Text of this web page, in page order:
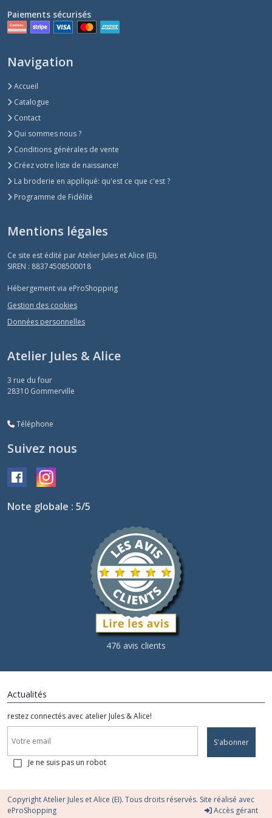
Paiements sécurisés
Navigation
Accueil
Catalogue
Contact
Qui sommes nous ?
Conditions générales de vente
Créez votre liste de naissance!
La broderie en appliqué: qu'est ce que c'est ?
Programme de Fidélité
Mentions légales
Ce site est édité par Atelier Jules et Alice (EI).
SIREN : 88374508500018
Hébergement via eProShopping
Gestion des cookies
Données personnelles
Atelier Jules & Alice
3 rue du four
28310 Gommerville
Téléphone
Suivez nous
Note globale : 5/5
476 avis clients
Actualités
restez connectés avec atelier Jules & Alice!
S'abonner
Je ne suis pas un robot
Copyright Atelier Jules et Alice (EI). Tous droits réservés. Site réalisé avec
eProShopping
Accès gérant